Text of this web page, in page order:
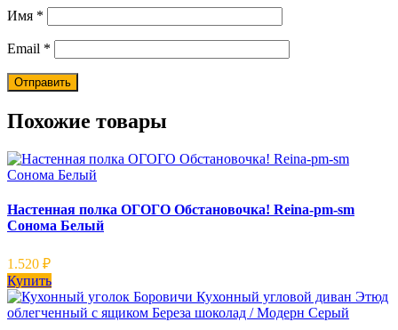
Имя *
Email *
Похожие товары
Настенная полка ОГОГО Обстановочка! Reina-pm-sm
Сонома Белый
1.520 ₽
Купить